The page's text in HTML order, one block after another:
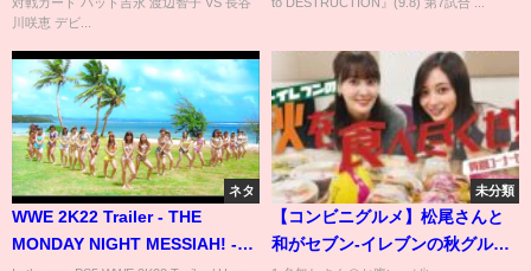
川咲恵 デビ...
ネタ
WWE 2K22 Trailer - THE
MONDAY NIGHT MESSIAH! -
未分類
【コンビニグルメ】松尾さんと
和がセブン-イレブンの秋グルメ